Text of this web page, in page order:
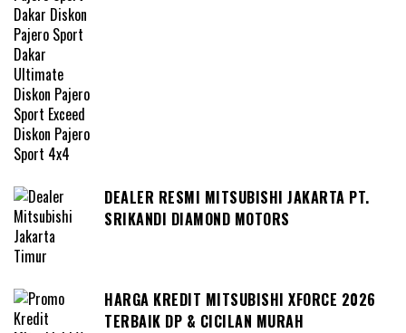
DEALER RESMI MITSUBISHI JAKARTA PT.
SRIKANDI DIAMOND MOTORS
HARGA KREDIT MITSUBISHI XFORCE 2026
TERBAIK DP & CICILAN MURAH